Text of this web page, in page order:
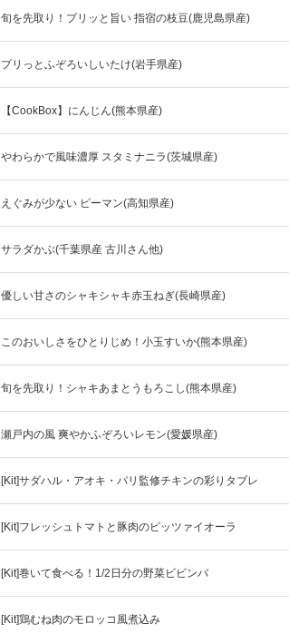
旬を先取り！プリッと旨い 指宿の枝豆(鹿児島県産)
プリっとふぞろいしいたけ(岩手県産)
【CookBox】にんじん(熊本県産)
やわらかで風味濃厚 スタミナニラ(茨城県産)
えぐみが少ない ピーマン(高知県産)
サラダかぶ(千葉県産 古川さん他)
優しい甘さのシャキシャキ赤玉ねぎ(長崎県産)
このおいしさをひとりじめ！小玉すいか(熊本県産)
旬を先取り！シャキあまとうもろこし(熊本県産)
瀬戸内の風 爽やかふぞろいレモン(愛媛県産)
[Kit]サダハル・アオキ・パリ監修チキンの彩りタブレ
[Kit]フレッシュトマトと豚肉のピッツァイオーラ
[Kit]巻いて食べる！1/2日分の野菜ビビンバ
[Kit]鶏むね肉のモロッコ風煮込み